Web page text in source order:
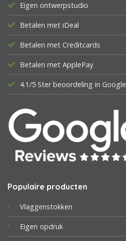
Eigen ontwerpstudio
Betalen met iDeal
Betalen met Creditcards
Betalen met ApplePay
4.1/5 Ster beoordeling in Google
Populaire producten
Vlaggenstokken
Eigen opdruk